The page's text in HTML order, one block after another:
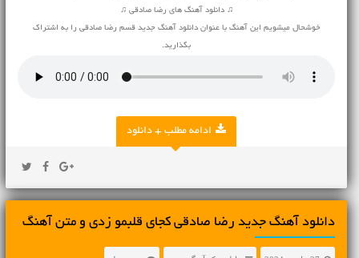
♫ دانلود آهنگ های رضا صادقی ♫
خوشحال میشویم این آهنگ با عنوان دانلود آهنگ جدید قسم رضا صادقی را به اشتراک
بگذارید.
ادامه مطلب + دانلود
دانلود آهنگ جديد رضا صادقی کجای قلبمو زدی و متن آهنگ